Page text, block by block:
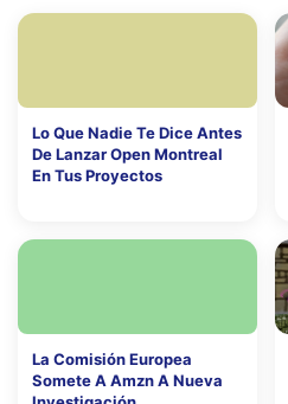
Lo Que Nadie Te Dice Antes
De Lanzar Open Montreal
En Tus Proyectos
La Comisión Europea
Somete A Amzn A Nueva